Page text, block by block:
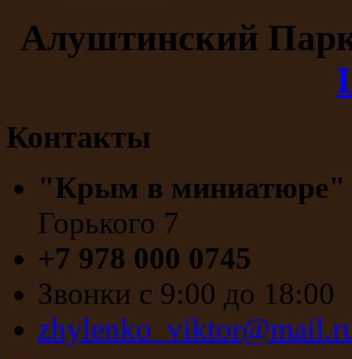
Алуштинский
Контакты
"Крым в
Горького 7
+7 978 000 0745
Звонки с 9:00 до 18:00